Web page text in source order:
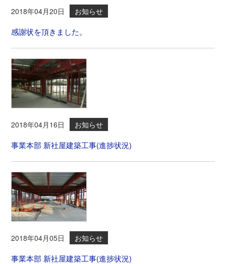
2018年04月20日 お知らせ
感謝状を頂きました。
2018年04月16日 お知らせ
事業本部 新社屋建築工事(進捗状況)
2018年04月05日 お知らせ
事業本部 新社屋建築工事(進捗状況)